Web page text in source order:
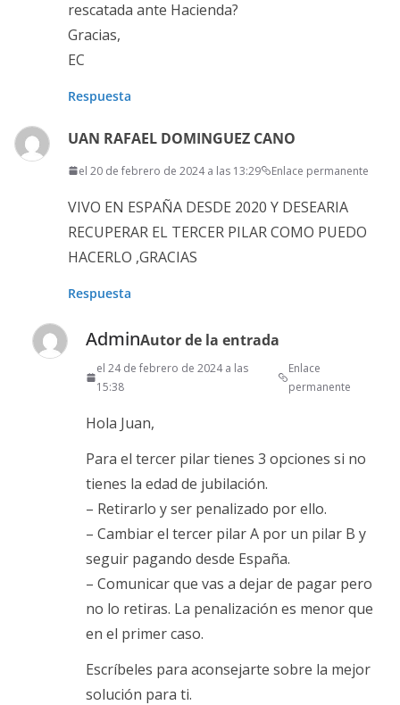
rescatada ante Hacienda?
Gracias,
EC
Respuesta
UAN RAFAEL DOMINGUEZ CANO
el 20 de febrero de 2024 a las 13:29 Enlace permanente
VIVO EN ESPAÑA DESDE 2020 Y DESEARIA
RECUPERAR EL TERCER PILAR COMO PUEDO
HACERLO ,GRACIAS
Respuesta
AdminAutor de la entrada
el 24 de febrero de 2024 a las
15:38
Enlace
permanente
Hola Juan,
Para el tercer pilar tienes 3 opciones si no
tienes la edad de jubilación.
– Retirarlo y ser penalizado por ello.
– Cambiar el tercer pilar A por un pilar B y
seguir pagando desde España.
– Comunicar que vas a dejar de pagar pero
no lo retiras. La penalización es menor que
en el primer caso.
Escríbeles para aconsejarte sobre la mejor
solución para ti.